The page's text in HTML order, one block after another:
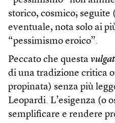
storico, cosmico; seguite
eventuale, nota solo ai
“pessimismo eroico”.
Peccato che questa
di una tradizione critica
propinata) senza più
Leopardi. L’esigenza (o
semplificare e rendere